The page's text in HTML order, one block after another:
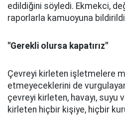
edildiğini söyledi. Ekmekci,
raporlarla kamuoyuna
"Gerekli olursa kapatırız"
Çevreyi kirleten işletmelere
etmeyeceklerini de
çevreyi kirleten, havayı, suyu
kirleten hiçbir kişiye, hiçbir